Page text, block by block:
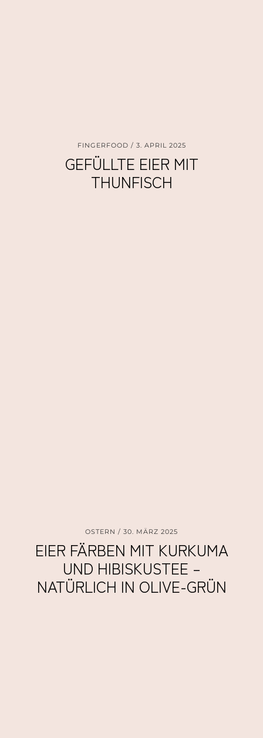
FINGERFOOD 3. APRIL 2025
GEFÜLLTE EIER MIT
THUNFISCH
OSTERN 30. MÄRZ 2025
EIER FÄRBEN MIT KURKUMA
UND HIBISKUSTEE –
NATÜRLICH IN OLIVE-GRÜN